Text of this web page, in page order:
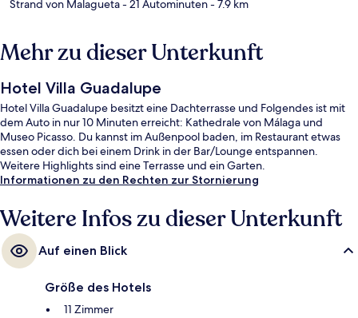
Strand von Malagueta- 21 Autominuten- 7.9 km
Mehr zu dieser Unterkunft
Hotel Villa Guadalupe
Hotel Villa Guadalupe besitzt eine Dachterrasse und Folgendes ist mit
dem Auto in nur 10 Minuten erreicht: Kathedrale von Málaga und
Museo Picasso. Du kannst im Außenpool baden, im Restaurant etwas
essen oder dich bei einem Drink in der Bar/Lounge entspannen.
Weitere Highlights sind eine Terrasse und ein Garten.
Informationen zu den Rechten zur Stornierung
Weitere Infos zu dieser Unterkunft
Auf einen Blick
Größe des Hotels
11 Zimmer